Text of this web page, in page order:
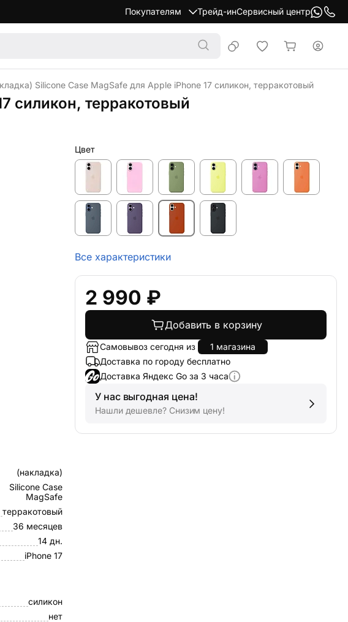
Покупателям Трейд-инСервисный центр
Silicone Case MagSafe для Apple iPhone 17 силикон, терракотовый
силикон, терракотовый
(накладка)
Silicone Case
MagSafe
терракотовый
36 месяцев
14 дн.
iPhone 17
силикон
нет
Цвет
Все характеристики
2 990 ₽
Добавить в корзину
Самовывоз сегодня из
1 магазина
Доставка по городу бесплатно
Доставка Яндекс Go за 3 часа
У нас выгодная цена!
Нашли дешевле? Снизим цену!